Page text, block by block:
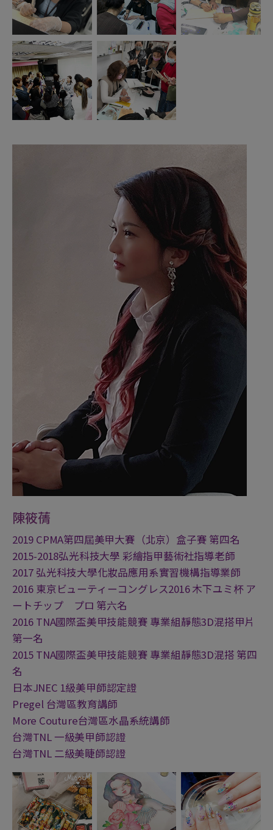
陳筱蒨
2019 CPMA第四屆美甲大賽（北京）盒子賽 第四名
2015-2018弘光科技大學 彩繪指甲藝術社指導老師
2017 弘光科技大學化妝品應用系實習機構指導業師
2016 東京ビューティーコングレス2016 木下ユミ杯 ア
ートチップ プロ 第六名
2016 TNA國際盃美甲技能競賽 專業組靜態3D混搭甲片
第一名
2015 TNA國際盃美甲技能競賽 專業組靜態3D混搭 第四
名
日本JNEC 1級美甲師認定證
Pregel 台灣區教育講師
More Couture台灣區水晶系統講師
台灣TNL 一級美甲師認證
台灣TNL 二級美睫師認證